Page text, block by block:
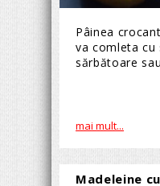
Pâinea
va comleta cu
sărbătoare
mai mult...
Madeleine